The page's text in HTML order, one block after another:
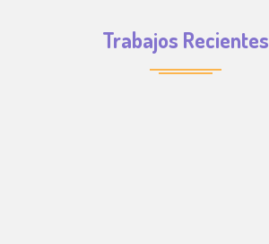
Trabajos Recientes